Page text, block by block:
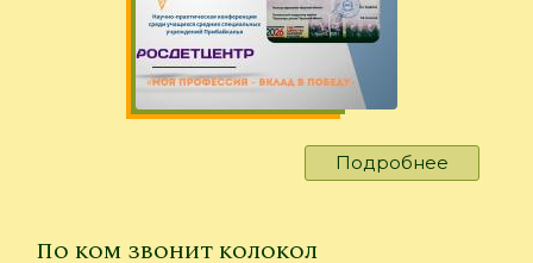
Подробнее
По ком звонит колокол